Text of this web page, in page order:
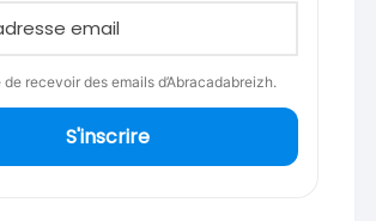
de recevoir des emails d’Abracadabreizh.
S'inscrire